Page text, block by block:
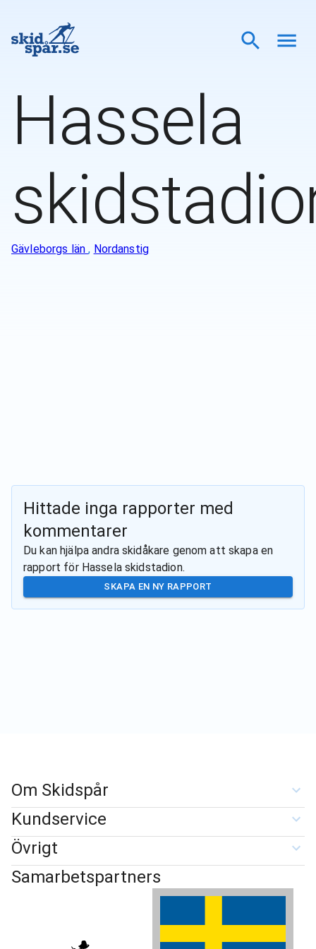
Hassela
Gävleborgs län, Nordanstig
Hittade inga rapporter med
kommentarer
Du kan hjälpa andra skidåkare genom att skapa en
rapport för Hassela skidstadion.
SKAPA EN NY RAPPORT
Om Skidspår
Kundservice
Övrigt
Samarbetspartners